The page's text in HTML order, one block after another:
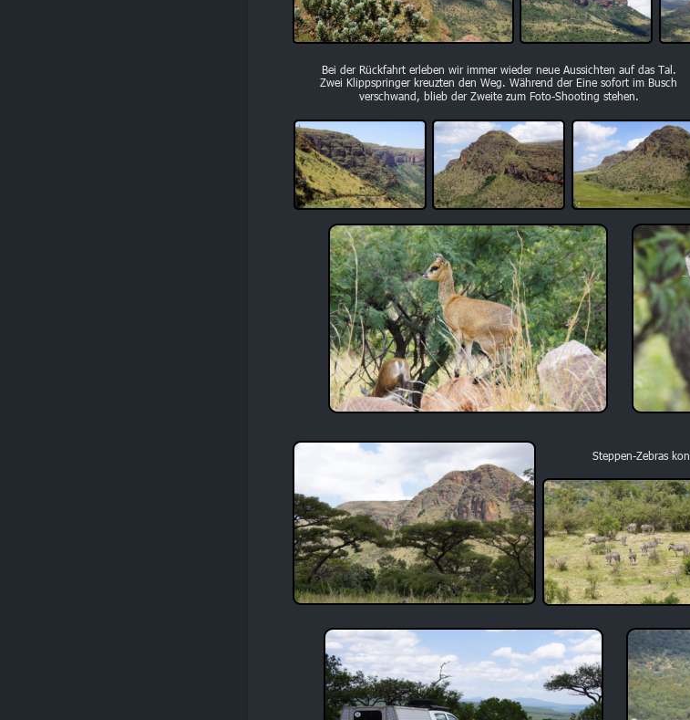
Bei der Rückfahrt erleben wir immer wieder neue Aussichten auf das Tal.
Zwei Klippspringer kreuzten den Weg. Während der Eine sofort im Busch
verschwand, blieb der Zweite zum Foto-Shooting stehen.
Steppen-Zebras